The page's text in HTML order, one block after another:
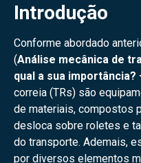
Introdução
Conforme abordado
(Análise mecânica de
qual a sua importância?
correia (TRs) são
de materiais, compostos
desloca sobre roletes e
do transporte. Ademais,
por diversos elementos